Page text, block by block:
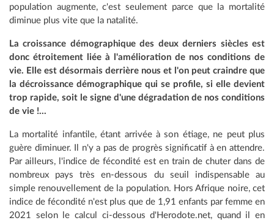
population augmente, c'est seulement parce que la mortalité
diminue plus vite que la natalité.
La croissance démographique des deux derniers siècles est
donc étroitement liée à l'amélioration de nos conditions de
vie. Elle est désormais derrière nous et l'on peut craindre que
la décroissance démographique qui se profile, si elle devient
trop rapide, soit le signe d'une dégradation de nos conditions
de vie !...
La mortalité infantile, étant arrivée à son étiage, ne peut plus
guère diminuer. Il n'y a pas de progrès significatif à en attendre.
Par ailleurs, l'indice de fécondité est en train de chuter dans de
nombreux pays très en-dessous du seuil indispensable au
simple renouvellement de la population. Hors Afrique noire, cet
indice de fécondité n'est plus que de 1,91 enfants par femme en
2021 selon le calcul ci-dessous d'Herodote.net, quand il en